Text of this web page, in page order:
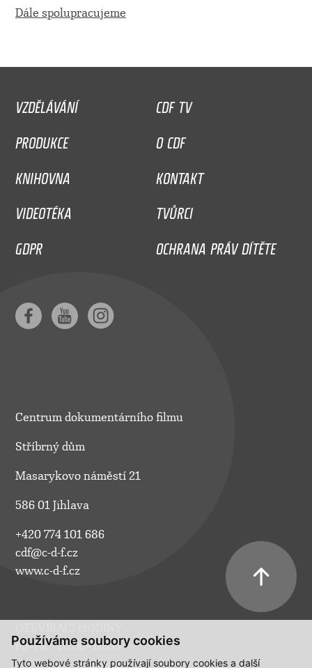
Používáme soubory cookies
Tyto webové stránky používají soubory cookies a další
Dále spolupracujeme
VZDĚLÁVÁNÍ
CDF TV
PRODUKCE
O CDF
KNIHOVNA
KONTAKT
VIDEOTÉKA
TVŮRCI
GDPR
OCHRANA PRÁV DÍTĚTE
Centrum dokumentárního filmu
Stříbrný dům
Masarykovo náměstí 21
586 01 Jihlava
+420 774 101 686
cdf@c-d-f.cz
www.c-d-f.cz
Po–Pá:
10.00–18.00
So:
na požádání